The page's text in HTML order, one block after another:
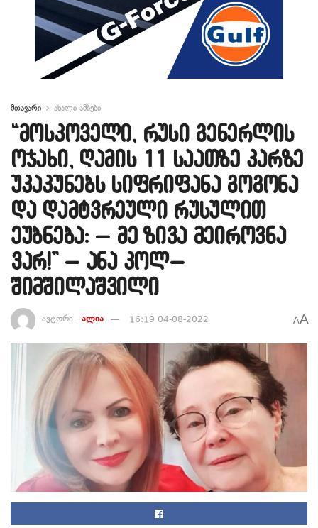
მთავარი ახალი ამბები
“მოსკოველი, რუსი გენერლის
ოჯახი, ღამის 11 საათზე კარზე
უკაკუნებს სიფრიფანა გოგონა
და დამტვრეული რუსულით
ეუბნება: – მე ზივა მეიროვნა
ვარ!” – ანა კოლ–
შიმშილაშვილი
ავტორი - ალია 16:19 04-08-2022 AA